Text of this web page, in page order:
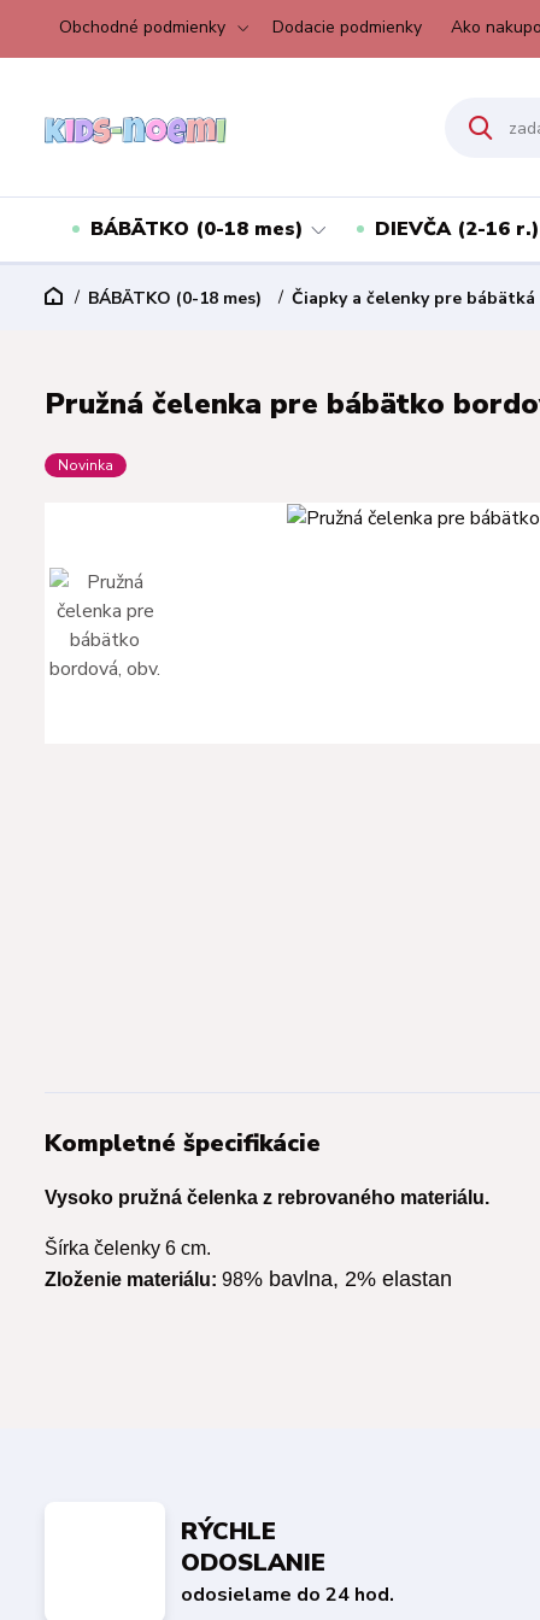
Obchodné podmienky Dodacie podmienky Ako
BÁBÄTKO (0-18 mes) DIEVČA (2-16 r.)
BÁBÄTKO (0-18 mes) Čiapky a čelenky pre bábätká
Pružná čelenka pre bábätko
Novinka
Kompletné špecifikácie
Vysoko pružná čelenka z rebrovaného materiálu.
Šírka čelenky 6 cm.
Zloženie materiálu: 98% bavlna, 2% elastan
RÝCHLE
ODOSLANIE
odosielame do 24 hod.